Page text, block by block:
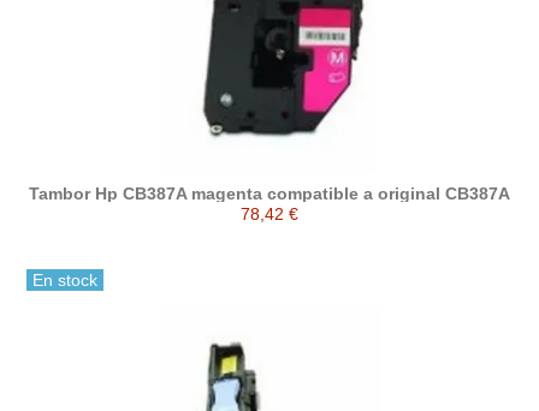
Tambor Hp CB387A magenta compatible a original CB387A
78,42 €
En stock